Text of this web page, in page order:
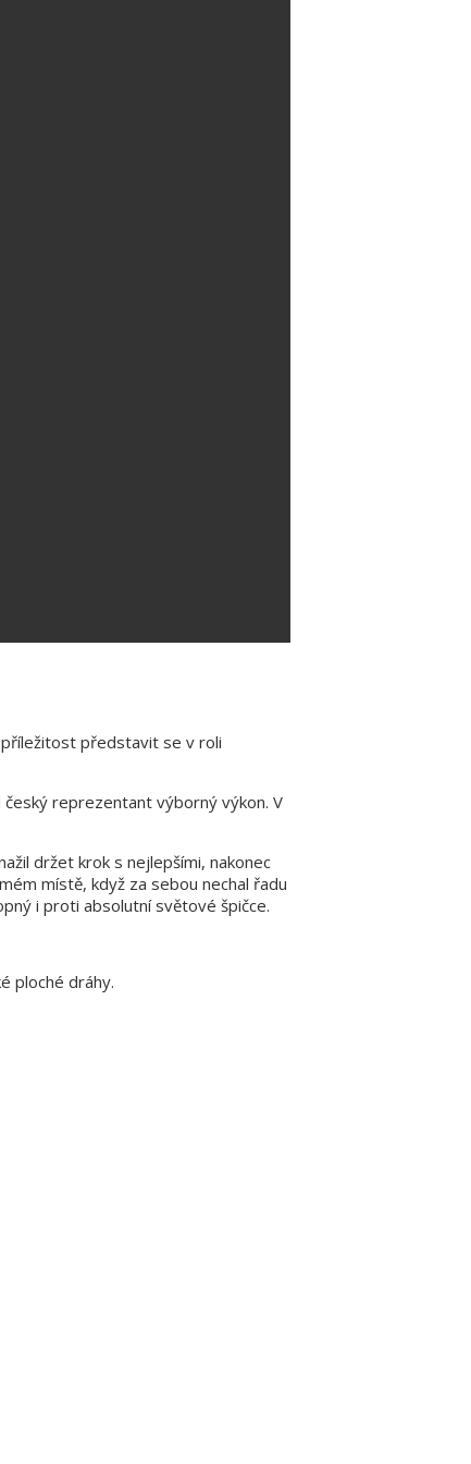
příležitost představit se v roli
reprezentant výborný výkon. V
držet krok s nejlepšími, nakonec
místě, když za sebou nechal řadu
i proti absolutní světové špičce.
ploché dráhy.